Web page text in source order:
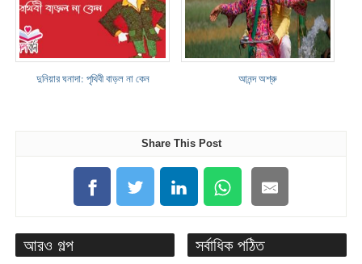
দুনিয়ার ঘনাদা: পৃথিবী বাড়ল না কেন আনন্দ অশ্রু
Share This Post
আরও গল্প সর্বাধিক পঠিত